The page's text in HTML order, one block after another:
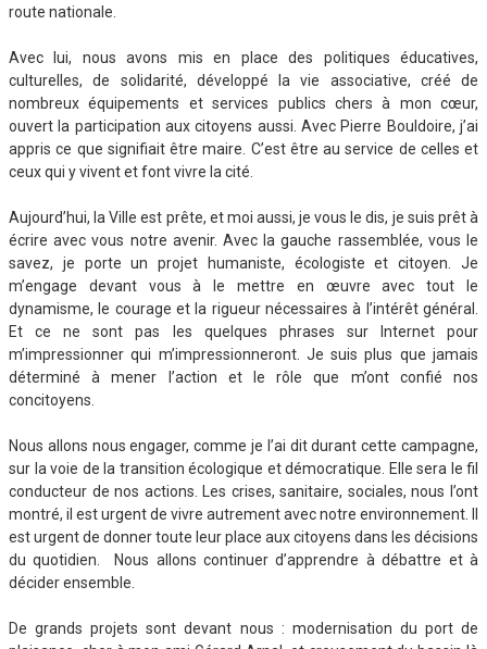
route nationale.
Avec lui, nous avons mis en place des politiques éducatives,
culturelles, de solidarité, développé la vie associative, créé de
nombreux équipements et services publics chers à mon cœur,
ouvert la participation aux citoyens aussi. Avec Pierre Bouldoire, j’ai
appris ce que signifiait être maire. C’est être au service de celles et
ceux qui y vivent et font vivre la cité.
Aujourd’hui, la Ville est prête, et moi aussi, je vous le dis, je suis prêt à
écrire avec vous notre avenir. Avec la gauche rassemblée, vous le
savez, je porte un projet humaniste, écologiste et citoyen. Je
m’engage devant vous à le mettre en œuvre avec tout le
dynamisme, le courage et la rigueur nécessaires à l’intérêt général.
Et ce ne sont pas les quelques phrases sur Internet pour
m’impressionner qui m’impressionneront. Je suis plus que jamais
déterminé à mener l’action et le rôle que m’ont confié nos
concitoyens.
Nous allons nous engager, comme je l’ai dit durant cette campagne,
sur la voie de la transition écologique et démocratique. Elle sera le fil
conducteur de nos actions. Les crises, sanitaire, sociales, nous l’ont
montré, il est urgent de vivre autrement avec notre environnement. Il
est urgent de donner toute leur place aux citoyens dans les décisions
du quotidien. Nous allons continuer d’apprendre à débattre et à
décider ensemble.
De grands projets sont devant nous : modernisation du port de